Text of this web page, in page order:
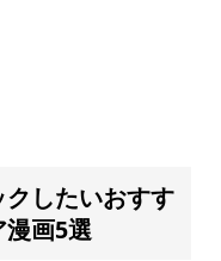
クしたいおすす
画5選